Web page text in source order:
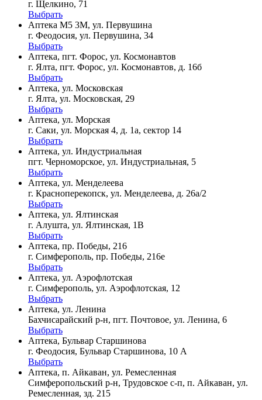
г. Щелкино, 71
Выбрать
Аптека М5 3М, ул. Первушина
г. Феодосия, ул. Первушина, 34
Выбрать
Аптека, пгт. Форос, ул. Космонавтов
г. Ялта, пгт. Форос, ул. Космонавтов, д. 16б
Выбрать
Аптека, ул. Московская
г. Ялта, ул. Московская, 29
Выбрать
Аптека, ул. Морская
г. Саки, ул. Морская 4, д. 1а, сектор 14
Выбрать
Аптека, ул. Индустриальная
пгт. Черноморское, ул. Индустриальная, 5
Выбрать
Аптека, ул. Менделеева
г. Красноперекопск, ул. Менделеева, д. 26а/2
Выбрать
Аптека, ул. Ялтинская
г. Алушта, ул. Ялтинская, 1В
Выбрать
Аптека, пр. Победы, 216
г. Симферополь, пр. Победы, 216е
Выбрать
Аптека, ул. Аэрофлотская
г. Симферополь, ул. Аэрофлотская, 12
Выбрать
Аптека, ул. Ленина
Бахчисарайский р-н, пгт. Почтовое, ул. Ленина, 6
Выбрать
Аптека, Бульвар Старшинова
г. Феодосия, Бульвар Старшинова, 10 А
Выбрать
Аптека, п. Айкаван, ул. Ремесленная
Симферопольский р-н, Трудовское с-п, п. Айкаван, ул.
Ремесленная, зд. 215